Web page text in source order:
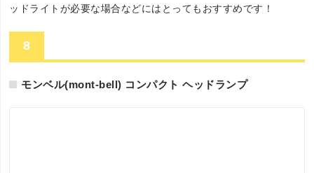
ッドライトが必要な場合などにはとってもおすすめです！
8
モンベル(mont‐bell) コンパクト ヘッドランプ